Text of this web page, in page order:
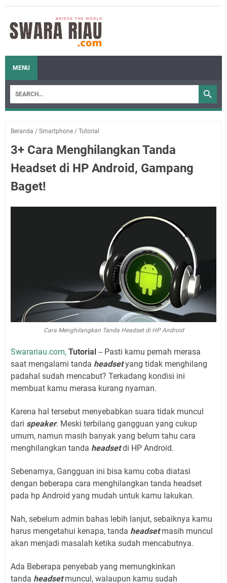
MENU
Beranda / Smartphone / Tutorial
3+ Cara Menghilangkan Tanda
Headset di HP Android, Gampang
Baget!
Cara Menghilangkan Tanda Headset di HP Android
Swarariau.com, Tutorial -- Pasti kamu pernah merasa
saat mengalami tanda headsetyang tidak menghilang
padahal sudah mencabut? Terkadang kondisi ini
membuat kamu merasa kurang nyaman.
Karena hal tersebut menyebabkan suara tidak muncul
dari speaker. Meski terbilang gangguan yang cukup
umum, namun masih banyak yang belum tahu cara
menghilangkan tanda headsetdi HP Android.
Sebenarnya, Gangguan ini bisa kamu coba diatasi
dengan beberapa cara menghilangkan tanda headset
pada hp Android yang mudah untuk kamu lakukan.
Nah, sebelum admin bahas lebih lanjut, sebaiknya kamu
harus mengetahui kenapa, tanda headsetmasih muncul
akan menjadi masalah ketika sudah mencabutnya.
Ada Beberapa penyebab yang memungkinkan
tanda headsetmuncul, walaupun kamu sudah